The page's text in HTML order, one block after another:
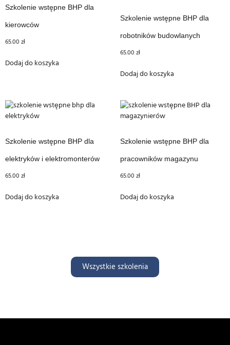
Szkolenie wstępne BHP dla
kierowców
65.00 zł
Dodaj do koszyka
Szkolenie wstępne BHP dla
robotników budowlanych
65.00 zł
Dodaj do koszyka
Szkolenie wstępne BHP dla
elektryków i elektromonterów
65.00 zł
Dodaj do koszyka
Szkolenie wstępne BHP dla
pracowników magazynu
65.00 zł
Dodaj do koszyka
Wszystkie szkolenia